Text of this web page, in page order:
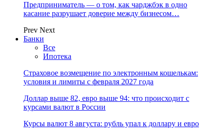
Предприниматель — о том, как чарджбэк в одно
касание разрушает доверие между бизнесом…
Prev Next
Банки
Все
Ипотека
Страховое возмещение по электронным кошелькам:
условия и лимиты с февраля 2027 года
Доллар выше 82, евро выше 94: что происходит с
курсами валют в России
Курсы валют 8 августа: рубль упал к доллару и евро